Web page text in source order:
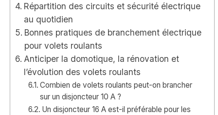
Répartition des circuits et sécurité électrique
au quotidien
Bonnes pratiques de branchement électrique
pour volets roulants
Anticiper la domotique, la rénovation et
l’évolution des volets roulants
Combien de volets roulants peut-on brancher
sur un disjoncteur 10 A ?
Un disjoncteur 16 A est-il préférable pour les